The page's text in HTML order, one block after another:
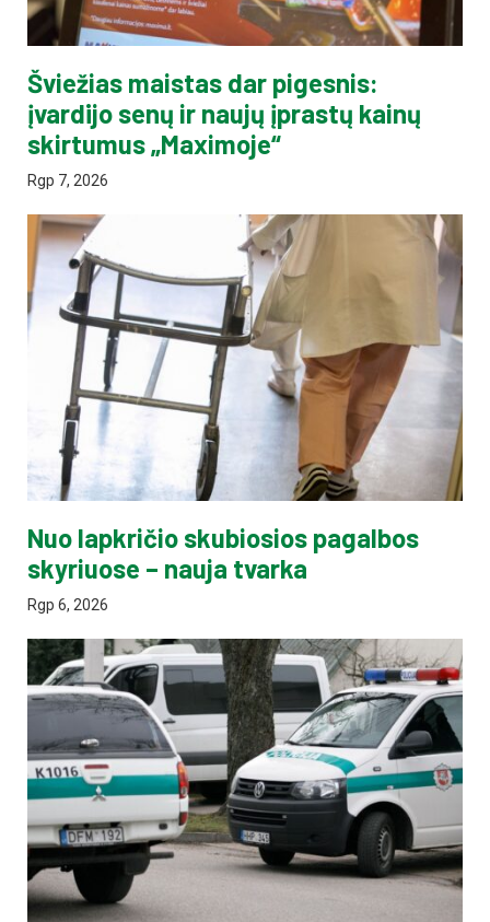
Šviežias maistas dar pigesnis:
įvardijo senų ir naujų įprastų kainų
skirtumus „Maximoje“
Rgp 7, 2026
Nuo lapkričio skubiosios pagalbos
skyriuose – nauja tvarka
Rgp 6, 2026